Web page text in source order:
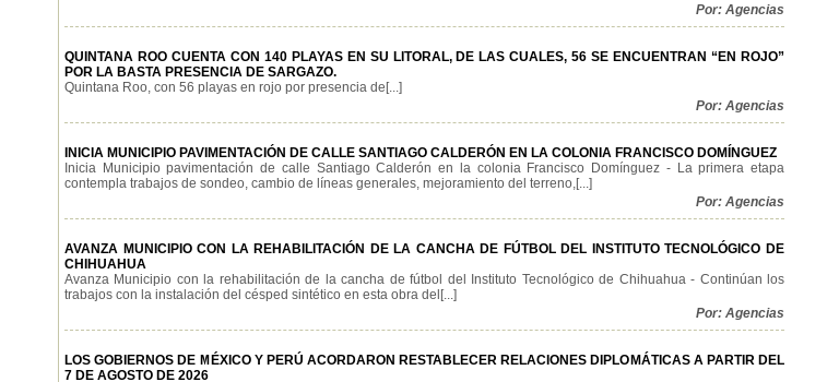
Por: Agencias
QUINTANA ROO CUENTA CON 140 PLAYAS EN SU LITORAL, DE LAS CUALES, 56 SE ENCUENTRAN “EN ROJO”
POR LA BASTA PRESENCIA DE SARGAZO.
Quintana Roo, con 56 playas en rojo por presencia de[...]
Por: Agencias
INICIA MUNICIPIO PAVIMENTACIÓN DE CALLE SANTIAGO CALDERÓN EN LA COLONIA FRANCISCO DOMÍNGUEZ
Inicia Municipio pavimentación de calle Santiago Calderón en la colonia Francisco Domínguez - La primera etapa
contempla trabajos de sondeo, cambio de líneas generales, mejoramiento del terreno,[...]
Por: Agencias
AVANZA MUNICIPIO CON LA REHABILITACIÓN DE LA CANCHA DE FÚTBOL DEL INSTITUTO TECNOLÓGICO DE
CHIHUAHUA
Avanza Municipio con la rehabilitación de la cancha de fútbol del Instituto Tecnológico de Chihuahua - Continúan los
trabajos con la instalación del césped sintético en esta obra del[...]
Por: Agencias
LOS GOBIERNOS DE MÉXICO Y PERÚ ACORDARON RESTABLECER RELACIONES DIPLOMÁTICAS A PARTIR DEL
7 DE AGOSTO DE 2026